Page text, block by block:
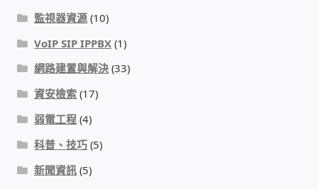
充電樁
線上網路購物
DIY材料
我的帳號
結帳
監視器資源 (10)
VoIP SIP IPPBX (1)
網路建置與解決 (33)
資安檢索 (17)
弱電工程 (4)
科普、技巧 (5)
新聞資訊 (5)